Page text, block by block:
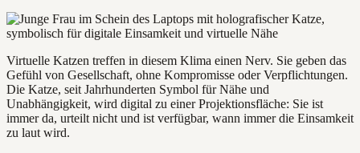
Virtuelle Katzen treffen in diesem Klima einen Nerv. Sie geben das
Gefühl von Gesellschaft, ohne Kompromisse oder Verpflichtungen.
Die Katze, seit Jahrhunderten Symbol für Nähe und
Unabhängigkeit, wird digital zu einer Projektionsfläche: Sie ist
immer da, urteilt nicht und ist verfügbar, wann immer die Einsamkeit
zu laut wird.